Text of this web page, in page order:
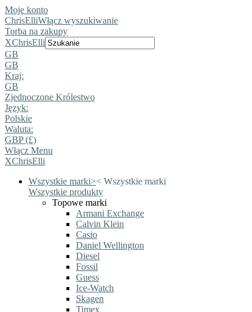
Moje konto
ChrisElliWłącz wyszukiwanie
Torba na zakupy
XChrisElli
GB
GB
Kraj:
GB
Zjednoczone Królestwo
Język:
Polskie
Waluta:
GBP (£)
Włącz Menu
XChrisElli
Wszystkie marki>< Wszystkie marki
Wszystkie produkty
Topowe marki
Armani Exchange
Calvin Klein
Casio
Daniel Wellington
Diesel
Fossil
Guess
Ice-Watch
Skagen
Timex